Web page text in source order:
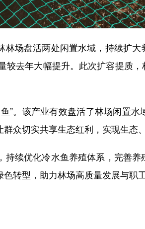
盘活两处闲置水域，持续扩大
去年大幅提升。此次扩容提质，
。该产业有效盘活了林场闲置水
众切实共享生态红利，实现生态
优化冷水鱼养殖体系，完善养
转型，助力林场高质量发展与职